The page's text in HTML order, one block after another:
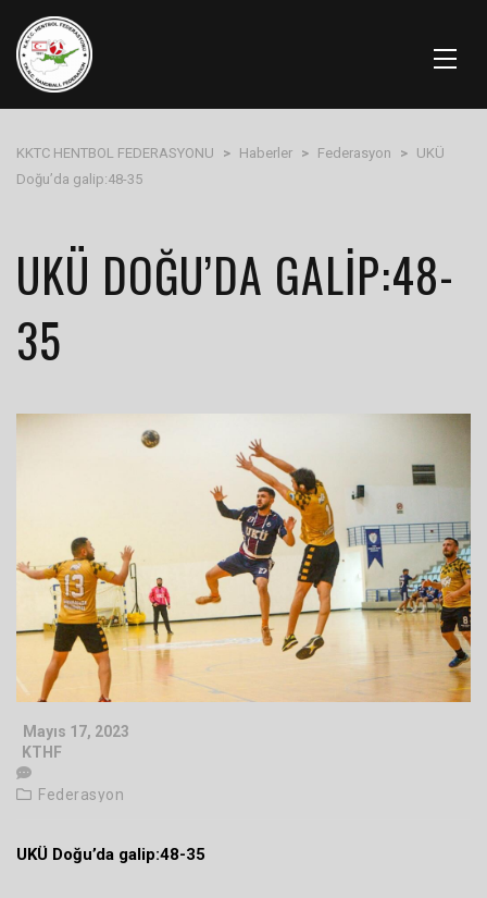
KKTC HENTBOL FEDERASYONU > Haberler > Federasyon > UKÜ
Doğu’da galip:48-35
UKÜ DOĞU’DA GALIP:48-
35
Mayıs 17, 2023
KTHF
Federasyon
UKÜ Doğu’da galip:48-35